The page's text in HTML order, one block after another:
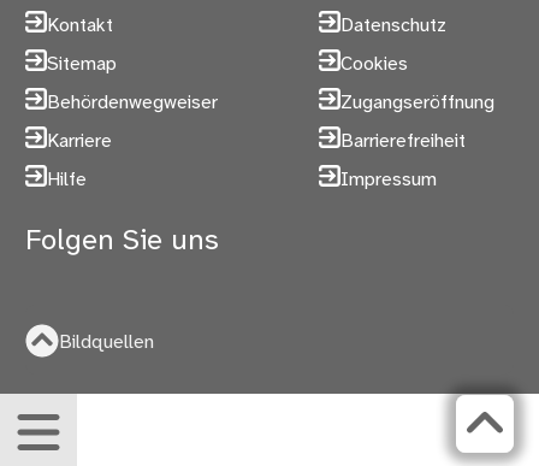
Kontakt
Sitemap
Behördenwegweiser
Karriere
Hilfe
Datenschutz
Cookies
Zugangseröffnung
Barrierefreiheit
Impressum
Folgen Sie uns
Bildquellen
Menü